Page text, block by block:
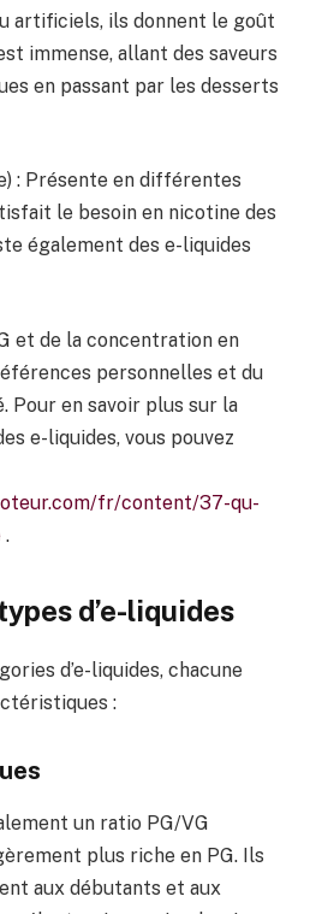
artificiels, ils donnent le goût
immense, allant des saveurs
en passant par les desserts
: Présente en différentes
le besoin en nicotine des
également des e-liquides
et de la concentration en
personnelles et du
Pour en savoir plus sur la
e-liquides, vous pouvez
fr/content/37-qu-
.
d’e-liquides
d’e-liquides, chacune
:
un ratio PG/VG
plus riche en PG. Ils
aux débutants et aux